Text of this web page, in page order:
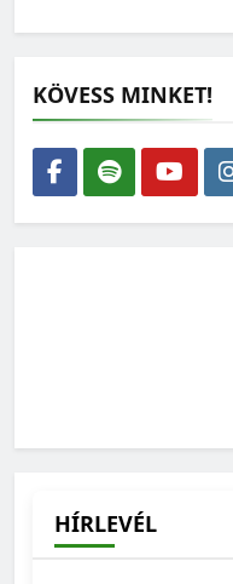
KÖVESS MINKET!
HÍRLEVÉL